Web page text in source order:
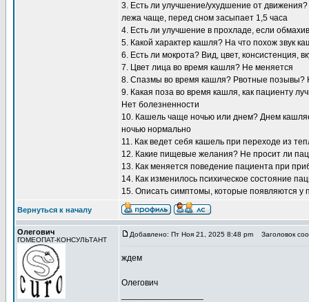
3. Есть ли улучшение/ухудшение от
лежа чаще, перед сном засыпает 1,5 часа
4. Есть ли улучшение в прохладе, если
5. Какой характер кашля? На что похож звук
6. Есть ли мокрота? Вид, цвет, консистенция,
7. Цвет лица во время кашля? Не меняется
8. Спазмы во время кашля? Рвотные позывы?
9. Какая поза во время кашля, как пациенту
Нет болезненности
10. Кашель чаще ночью или днем? Днем
ночью нормально
11. Как ведет себя кашель при переходе из
12. Какие пищевые желания? Не просит ли
13. Как меняется поведение пациента при
14. Как изменилось психическое состояние
15. Описать симптомы, которые появляются
Вернуться к началу
Олегович
ГОМЕОПАТ-КОНСУЛЬТАНТ
Добавлено: Пт Ноя 21, 2025 8:48 pm Заголовок
ждем
Олегович